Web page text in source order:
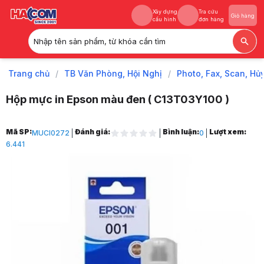
Xây dựng
cấu hình
Tra cứu
đơn hàng
Giỏ hàng
Nhập tên sản phẩm, từ khóa cần tìm
Xây dựng
Tra cứu
Trang chủ / TB Văn Phòng, Hội Nghị / Photo, Fax, Scan,
Hộp mực in Epson màu đen ( C13T03Y100 )
Trang chủ
1
Photo, Fax, Scan, Hủy, UPS
Mực Máy In & Phụ Kiện
Mực Chính Hãng Epson
Mã SP:MUCI0272 Đánh giá: Bình luận:0
Lượt xem:
6.441